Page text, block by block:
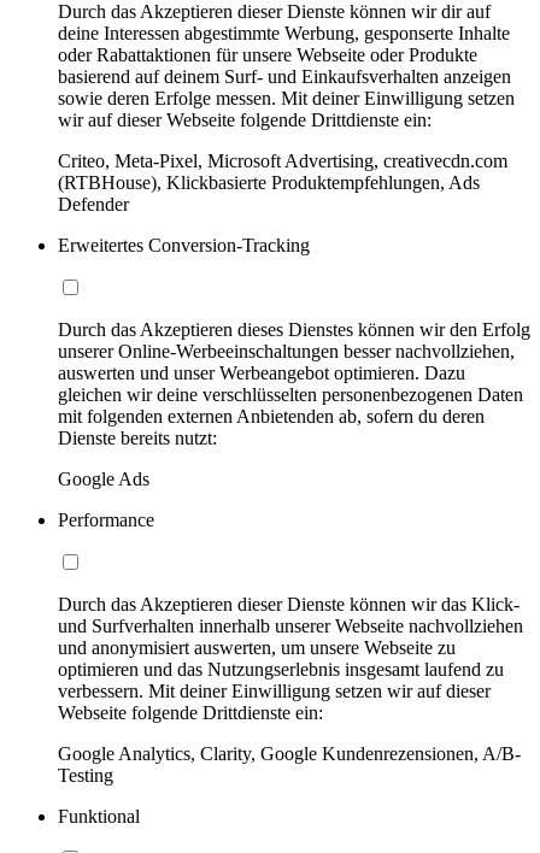
Durch das Akzeptieren dieser Dienste können wir dir auf
deine Interessen abgestimmte Werbung, gesponserte Inhalte
oder Rabattaktionen für unsere Webseite oder Produkte
basierend auf deinem Surf- und Einkaufsverhalten anzeigen
sowie deren Erfolge messen. Mit deiner Einwilligung setzen
wir auf dieser Webseite folgende Drittdienste ein:
Criteo, Meta-Pixel, Microsoft Advertising, creativecdn.com
(RTBHouse), Klickbasierte Produktempfehlungen, Ads
Defender
Erweitertes Conversion-Tracking
Durch das Akzeptieren dieses Dienstes können wir den Erfolg
unserer Online-Werbeeinschaltungen besser nachvollziehen,
auswerten und unser Werbeangebot optimieren. Dazu
gleichen wir deine verschlüsselten personenbezogenen Daten
mit folgenden externen Anbietenden ab, sofern du deren
Dienste bereits nutzt:
Google Ads
Performance
Durch das Akzeptieren dieser Dienste können wir das Klick-
und Surfverhalten innerhalb unserer Webseite nachvollziehen
und anonymisiert auswerten, um unsere Webseite zu
optimieren und das Nutzungserlebnis insgesamt laufend zu
verbessern. Mit deiner Einwilligung setzen wir auf dieser
Webseite folgende Drittdienste ein:
Google Analytics, Clarity, Google Kundenrezensionen, A/B-
Testing
Funktional